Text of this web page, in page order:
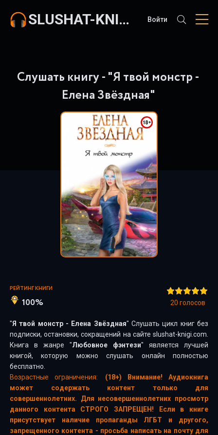
SLUSHAT-KNIGI.COM Войти
Слушать книгу - "Я твой монстр -
Елена Звёздная"
РЕЙТИНГ КНИГИ
100% 20 голосов
"Я твой монстр - Елена Звёздная" Слушать цикл книг без
подписки, остановки, сокращений на сайте slushat-knigi.com.
Книга в жанре "Любовное фэнтези" является лучшей
книгой, которую можно слушать онлайн полностью
бесплатно.
Возрастные ограничения:
(18+) Внимание! Аудиокнига
может содержать контент только для
совершеннолетних. Для несовершеннолетних просмотр
данного контента СТРОГО ЗАПРЕЩЕН! Если в книге
присутствует наличие пропаганды ЛГБТ и другого,
запрещенного контента - просьба написать на почту для